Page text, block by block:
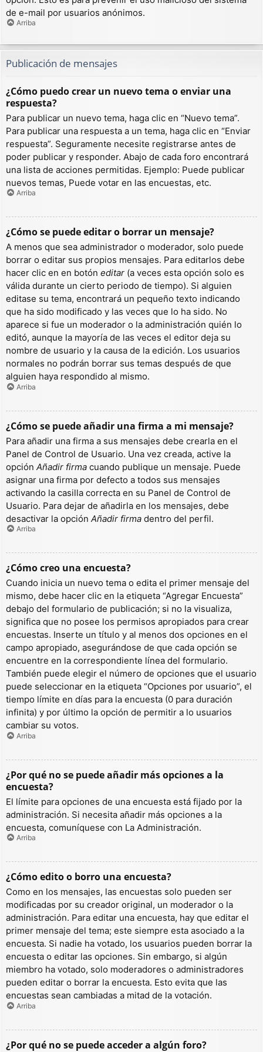
de e-mail por usuarios anónimos.
Arriba
Publicación de mensajes
¿Cómo puedo crear un nuevo tema o enviar una
respuesta?
Para publicar un nuevo tema, haga clic en “Nuevo tema”.
Para publicar una respuesta a un tema, haga clic en “Enviar
respuesta”. Seguramente necesite registrarse antes de
poder publicar y responder. Abajo de cada foro encontrará
una lista de acciones permitidas. Ejemplo: Puede publicar
nuevos temas, Puede votar en las encuestas, etc.
Arriba
¿Cómo se puede editar o borrar un mensaje?
A menos que sea administrador o moderador, solo puede
borrar o editar sus propios mensajes. Para editarlos debe
hacer clic en en botón editar (a veces esta opción solo es
válida durante un cierto periodo de tiempo). Si alguien
editase su tema, encontrará un pequeño texto indicando
que ha sido modificado y las veces que lo ha sido. No
aparece si fue un moderador o la administración quién lo
editó, aunque la mayoría de las veces el editor deja su
nombre de usuario y la causa de la edición. Los usuarios
normales no podrán borrar sus temas después de que
alguien haya respondido al mismo.
Arriba
¿Cómo se puede añadir una firma a mi mensaje?
Para añadir una firma a sus mensajes debe crearla en el
Panel de Control de Usuario. Una vez creada, active la
opción Añadir firma cuando publique un mensaje. Puede
asignar una firma por defecto a todos sus mensajes
activando la casilla correcta en su Panel de Control de
Usuario. Para dejar de añadirla en los mensajes, debe
desactivar la opción Añadir firma dentro del perfil.
Arriba
¿Cómo creo una encuesta?
Cuando inicia un nuevo tema o edita el primer mensaje del
mismo, debe hacer clic en la etiqueta “Agregar Encuesta”
debajo del formulario de publicación; si no la visualiza,
significa que no posee los permisos apropiados para crear
encuestas. Inserte un título y al menos dos opciones en el
campo apropiado, asegurándose de que cada opción se
encuentre en la correspondiente línea del formulario.
También puede elegir el número de opciones que el usuario
puede seleccionar en la etiqueta “Opciones por usuario”, el
tiempo límite en días para la encuesta (0 para duración
infinita) y por último la opción de permitir a lo usuarios
cambiar su votos.
Arriba
¿Por qué no se puede añadir más opciones a la
encuesta?
El límite para opciones de una encuesta está fijado por la
administración. Si necesita añadir más opciones a la
encuesta, comuníquese con La Administración.
Arriba
¿Cómo edito o borro una encuesta?
Como en los mensajes, las encuestas solo pueden ser
modificadas por su creador original, un moderador o la
administración. Para editar una encuesta, hay que editar el
primer mensaje del tema; este siempre esta asociado a la
encuesta. Si nadie ha votado, los usuarios pueden borrar la
encuesta o editar las opciones. Sin embargo, si algún
miembro ha votado, solo moderadores o administradores
pueden editar o borrar la encuesta. Esto evita que las
encuestas sean cambiadas a mitad de la votación.
Arriba
¿Por qué no se puede acceder a algún foro?